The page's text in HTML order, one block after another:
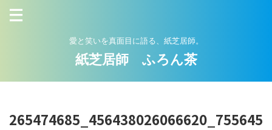
愛と笑いを真面目に語る、紙芝居師。
紙芝居師 ふろん茶
265474685_456438026066620_755645